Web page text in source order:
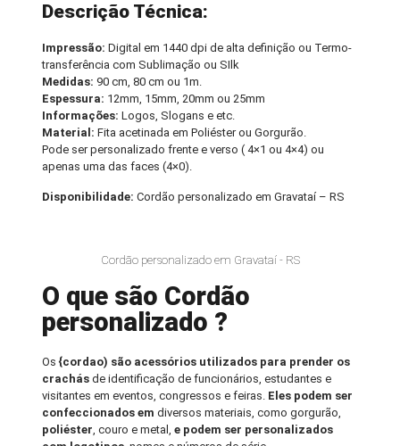
Descrição Técnica:
Impressão: Digital em 1440 dpi de alta definição ou Termo-
transferência com Sublimação ou SIlk
Medidas: 90 cm, 80 cm ou 1m.
Espessura: 12mm, 15mm, 20mm ou 25mm
Informações:Logos, Slogans e etc.
Material: Fita acetinada em Poliéster ou Gorgurão.
Pode ser personalizado frente e verso ( 4×1 ou 4×4) ou
apenas uma das faces (4×0).
Disponibilidade:Cordão personalizado em Gravataí – RS
Cordão personalizado em Gravataí - RS
O que são Cordão
personalizado ?
Os {cordao) são acessórios utilizados para prender os
crachás de identificação de funcionários, estudantes e
visitantes em eventos, congressos e feiras. Eles podem ser
confeccionados emdiversos materiais, como gorgurão,
poliéster, couro e metal,e podem ser personalizados